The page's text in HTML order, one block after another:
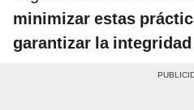
minimizar estas
garantizar la